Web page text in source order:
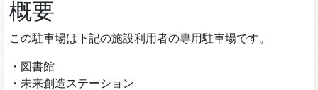
概要
この駐車場は下記の施設利用者の専用駐車場です。
・図書館
・未来創造ステーション